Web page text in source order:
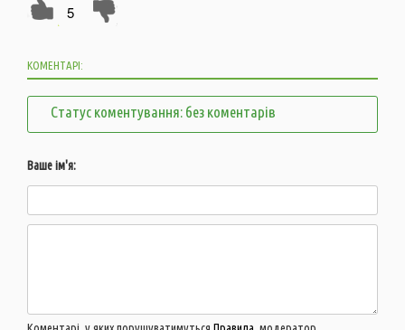
5
КОМЕНТАРІ:
Статус коментування: без коментарів
Ваше ім'я: